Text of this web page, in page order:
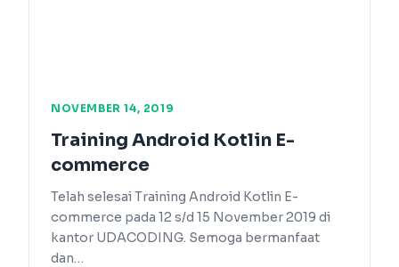
NOVEMBER 14, 2019
Training Android Kotlin E-
commerce
Telah selesai Training Android Kotlin E-
commerce pada 12 s/d 15 November 2019 di
kantor UDACODING. Semoga bermanfaat
dan…